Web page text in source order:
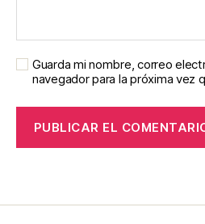
Guarda mi nombre, correo
navegador para la próxima vez